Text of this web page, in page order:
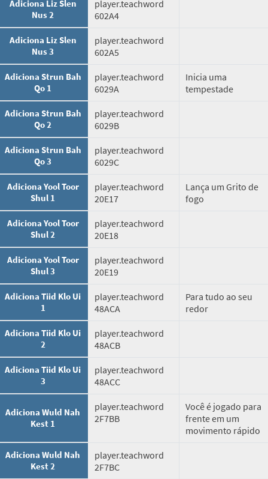
Adiciona Liz Slen
Nus 2
player.teachword
602A4
Adiciona Liz Slen
Nus 3
player.teachword
602A5
Adiciona Strun Bah
Qo 1
player.teachword
6029A
Inicia uma
tempestade
Adiciona Strun Bah
Qo 2
player.teachword
6029B
Adiciona Strun Bah
Qo 3
player.teachword
6029C
Adiciona Yool Toor
Shul 1
player.teachword
20E17
Lança um Grito de
fogo
Adiciona Yool Toor
Shul 2
player.teachword
20E18
Adiciona Yool Toor
Shul 3
player.teachword
20E19
Adiciona Tiid Klo Ui
1
player.teachword
48ACA
Para tudo ao seu
redor
Adiciona Tiid Klo Ui
2
player.teachword
48ACB
Adiciona Tiid Klo Ui
3
player.teachword
48ACC
Adiciona Wuld Nah
Kest 1
player.teachword
2F7BB
Você é jogado para
frente em um
movimento rápido
Adiciona Wuld Nah
Kest 2
player.teachword
2F7BC